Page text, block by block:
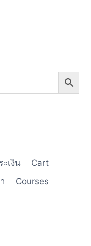
ะเงิน
Cart
Courses